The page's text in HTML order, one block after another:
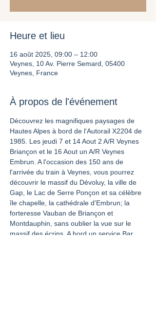
Heure et lieu
16 août 2025, 09:00 – 12:00
Veynes, 10 Av. Pierre Semard, 05400
Veynes, France
À propos de l'événement
Découvrez les magnifiques paysages de
Hautes Alpes à bord de l'Autorail X2204 de
1985. Les jeudi 7 et 14 Aout 2 A/R Veynes
Briançon et le 16 Aout un A/R Veynes
Embrun. A l'occasion des 150 ans de
l'arrivée du train à Veynes, vous pourrez
découvrir le massif du Dévoluy, la ville de
Gap, le Lac de Serre Ponçon et sa célèbre
île chapelle, la cathédrale d'Embrun; la
forteresse Vauban de Briançon et
Montdauphin, sans oublier la vue sur le
massif des écrins. A bord un service Bar